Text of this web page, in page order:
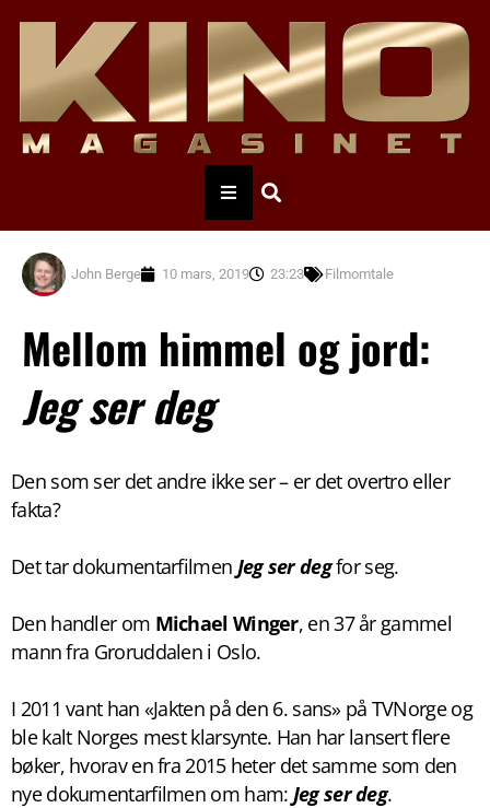
John Berge 10 mars, 2019 23:23 Filmomtale
Mellom himmel og jord:
Jeg ser deg
Den som ser det andre ikke ser – er det overtro eller
fakta?
Det tar dokumentarfilmen Jeg ser degfor seg.
Den handler om Michael Winger, en 37 år gammel
mann fra Groruddalen i Oslo.
I 2011 vant han «Jakten på den 6. sans» på TVNorge og
ble kalt Norges mest klarsynte. Han har lansert flere
bøker, hvorav en fra 2015 heter det samme som den
nye dokumentarfilmen om ham: Jeg ser deg.